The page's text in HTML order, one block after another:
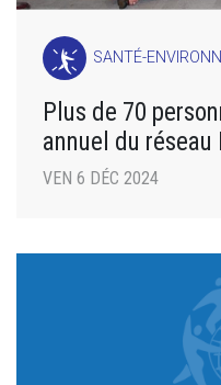
SANTÉ-
Plus de 70
annuel du réseau
VEN 6 DÉC 2024